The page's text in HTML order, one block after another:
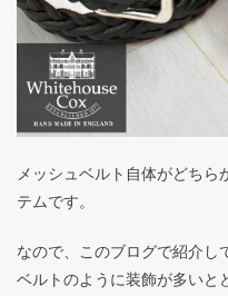
メッシュベルト自体がどちら
テムです。
なので、このブログで紹介し
ベルトのように装飾が多いと